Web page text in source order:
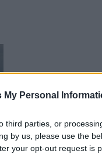
My Personal
third parties, or
by us, please use the
your opt-out request is
Signaler une